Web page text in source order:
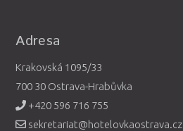
Adresa
Krakovská 1095/33
700 30 Ostrava-Hrabůvka
+420 596 716 755
sekretariat@hotelovkaostrava.cz